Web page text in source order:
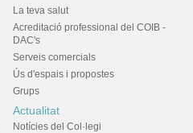
La teva salut
Acreditació professional del COIB -
DAC's
Serveis comercials
Ús d'espais i propostes
Grups
Actualitat
Notícies del Col·legi